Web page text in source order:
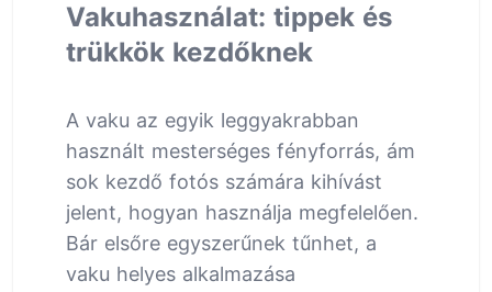
Vakuhasználat: tippek és
trükkök kezdőknek
A vaku az egyik leggyakrabban
használt mesterséges fényforrás, ám
sok kezdő fotós számára kihívást
jelent, hogyan használja megfelelően.
Bár elsőre egyszerűnek tűnhet, a
vaku helyes alkalmazása